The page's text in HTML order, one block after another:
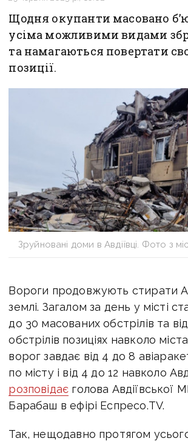
Щодня окупанти масовано
усіма можливими видами
та намагаються повертати
позиції.
Зруйновані доми в Авдіївці. Фото з
Вороги продовжують стирати
землі. Загалом за день у місті
до 30 масованих обстрілів та
обстрілів позиціях навколо
ворог завдає від 4 до 8
по місту і від 4 до 12 навколо
розповідає голова Авдіївської
Барабаш в ефірі Еспресо.TV.
Так, нещодавно протягом